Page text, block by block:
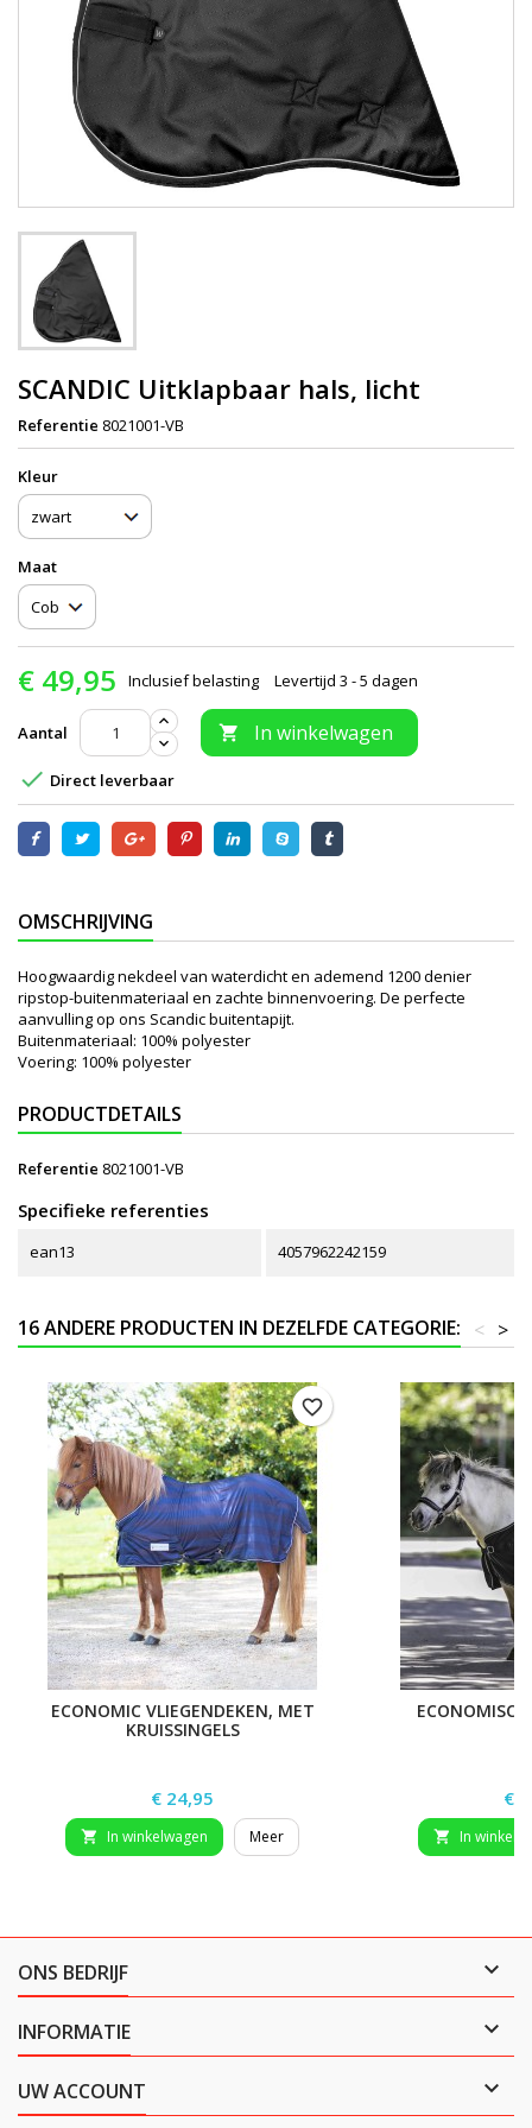
SCANDIC Uitklapbaar hals, licht
Referentie 8021001-VB
Kleur
Maat
€ 49,95 Inclusief belasting Levertijd 3 - 5 dagen
Aantal  In winkelwagen
 Direct leverbaar
OMSCHRIJVING
Hoogwaardig nekdeel van waterdicht en ademend 1200 denier
ripstop-buitenmateriaal en zachte binnenvoering. De perfecte
aanvulling op ons Scandic buitentapijt.
Buitenmateriaal: 100% polyester
Voering: 100% polyester
PRODUCTDETAILS
Referentie 8021001-VB
Specifieke referenties
ean13 4057962242159
16 ANDERE PRODUCTEN IN DEZELFDE CATEGORIE: >
<
ECONOMIC VLIEGENDEKEN, MET
KRUISSINGELS
Prijs
€ 24,95
 In winkelwagen Meer
favorite_border
€
 In
ONS BEDRIJF 
INFORMATIE 
UW ACCOUNT 